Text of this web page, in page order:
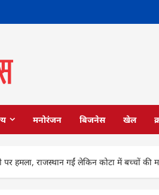
मनोरंजन बिजनेस खेल
पर हमला, राजस्थान गईं लेकिन कोटा में बच्चों